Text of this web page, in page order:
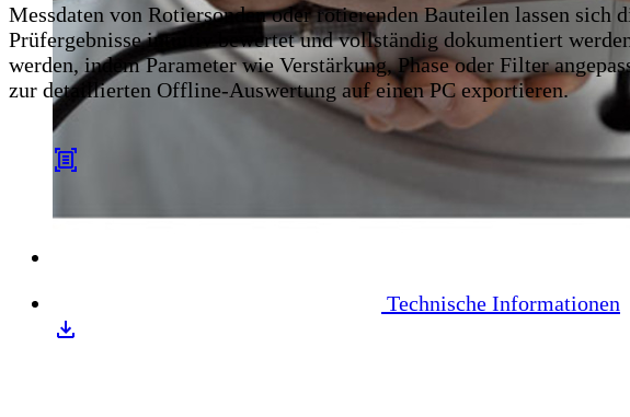
Messdaten von Rotiersonden oder rotierenden Bauteilen lassen
Prüfergebnisse intuitiv bewertet und vollständig dokumentiert
werden, indem Parameter wie Verstärkung, Phase oder Filter
zur detaillierten Offline-Auswertung auf einen PC exportieren.
Technische Informationen